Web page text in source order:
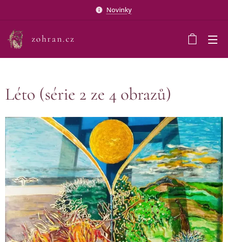
Novinky
zohran.cz
Léto (série 2 ze 4 obrazů)